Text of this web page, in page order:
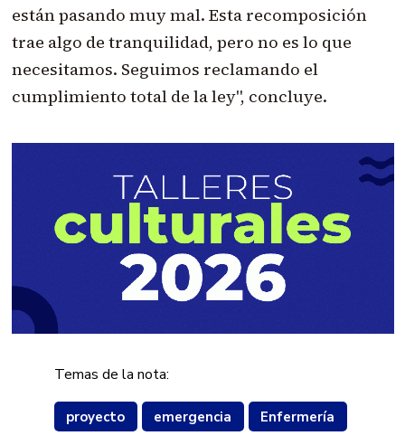
están pasando muy mal. Esta recomposición
trae algo de tranquilidad, pero no es lo que
necesitamos. Seguimos reclamando el
cumplimiento total de la ley", concluye.
Temas de la nota:
proyecto emergencia Enfermería